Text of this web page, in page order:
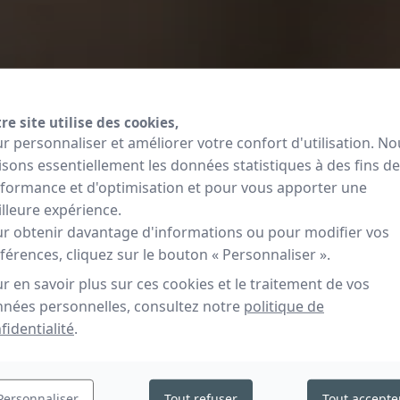
site utilise des cookies,
personnaliser et améliorer votre confort d'utilisation.
essentiellement les données statistiques à des fins de
et d'optimisation et pour vous apporter une
expérience.
obtenir davantage d'informations ou pour modifier vos
cliquez sur le bouton « Personnaliser ».
en savoir plus sur ces cookies et le traitement de vos
personnelles, consultez notre politique de
.